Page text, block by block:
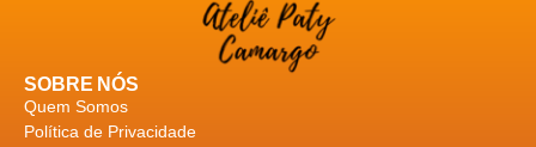
SOBRE NÓS
Quem Somos
Política de Privacidade